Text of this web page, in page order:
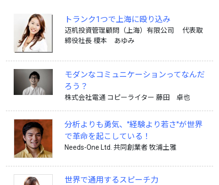
トランク1つで上海に殴り込み
迈机投資管理顧問（上海）有限公司 代表取
締役社長 榎本 あゆみ
モダンなコミュニケーションってなんだ
ろう？
株式会社電通 コピーライター 藤田 卓也
分析よりも勇気、''経験より若さ''が世界
で革命を起こしている！
Needs-One Ltd. 共同創業者 牧浦土雅
世界で通用するスピーチ力